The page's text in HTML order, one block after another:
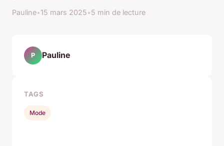
Pauline•15 mars 2025•5 min de lecture
P Pauline
TAGS
Mode